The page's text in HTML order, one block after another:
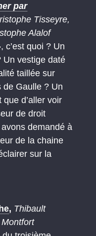
par
Tisseyre,
Alalof
c’est quoi ? Un
Un vestige daté
taillée sur
de Gaulle ? Un
d’aller voir
de droit
demandé à
de la chaine
sur la
, Thibault